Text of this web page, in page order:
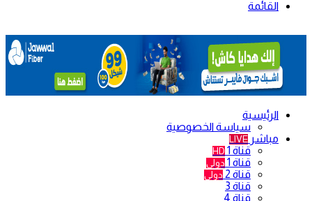
القائمة
الرئيسية
سياسة الخصوصية
مباشر LIVE
قناة 1 HD
قناة 1 دولي
قناة 2 دولي
قناة 3
قناة 4